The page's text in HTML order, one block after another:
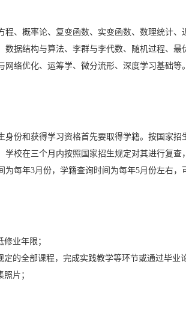
程、概率论、复变函数、实变函数、数理统计
数据结构与算法、李群与李代数、随机过程、
络优化、运筹学、微分流形、深度学习基础等。
身份和获得学习资格首先要取得学籍。按国家
学校在三个月内按照国家招生规定对其进行复
每年3月份，学籍查询时间为每年5月份左右，
业年限；
的全部课程，完成实践教学等环节或通过毕业
片；